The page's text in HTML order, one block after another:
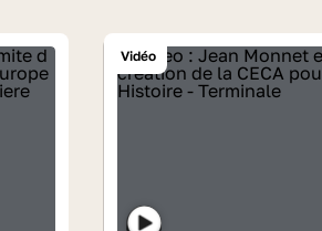
Vidéo